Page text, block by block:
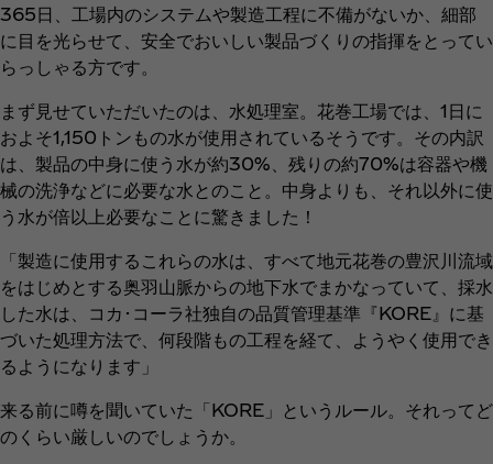
365日、工場内のシステムや製造工程に不備がないか、細部
に目を光らせて、安全でおいしい製品づくりの指揮をとってい
らっしゃる方です。
まず見せていただいたのは、水処理室。花巻工場では、1日に
およそ1,150トンもの水が使用されているそうです。その内訳
は、製品の中身に使う水が約30%、残りの約70%は容器や機
械の洗浄などに必要な水とのこと。中身よりも、それ以外に使
う水が倍以上必要なことに驚きました！
「製造に使用するこれらの水は、すべて地元花巻の豊沢川流域
をはじめとする奥羽山脈からの地下水でまかなっていて、採水
した水は、コカ･コーラ社独自の品質管理基準『KORE』に基
づいた処理方法で、何段階もの工程を経て、ようやく使用でき
るようになります」
来る前に噂を聞いていた「KORE」というルール。それってど
のくらい厳しいのでしょうか。